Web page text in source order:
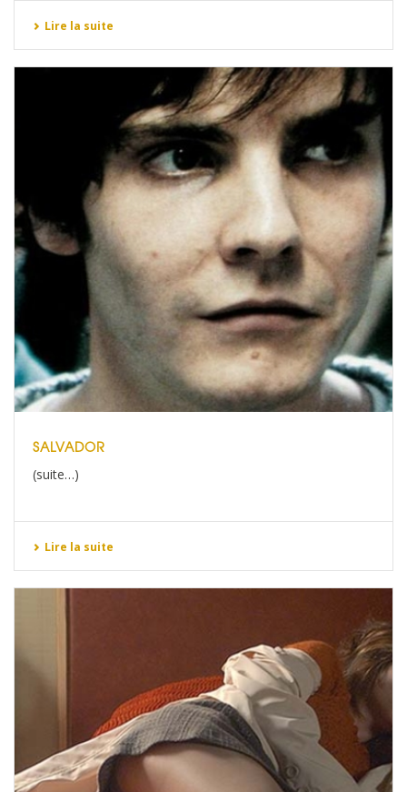
Lire la suite
SALVADOR
(suite…)
Lire la suite